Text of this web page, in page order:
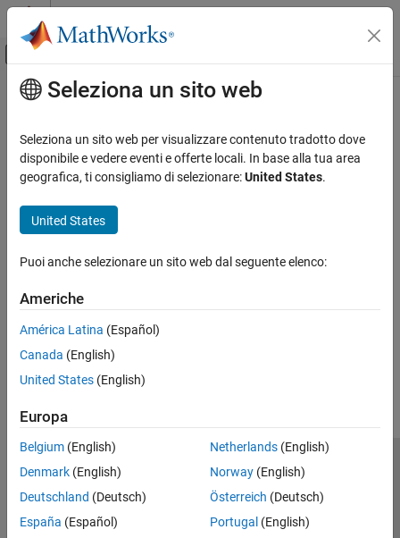
Vai al contenuto
Attiva/disattiva menu di navigazione
Pagina iniziale della documentazione
Contenuto principale
Seleziona un sito web
Seleziona un sito web per visualizzare contenuto tradotto dove
disponibile e vedere eventi e offerte locali. In base alla tua area
geografica, ti consigliamo di selezionare:United States.
United States
Puoi anche selezionare un sito web dal seguente elenco:
Americhe
América Latina (Español)
Canada (English)
United States (English)
Europa
Belgium (English)
Denmark (English)
Deutschland (Deutsch)
España (Español)
Netherlands(English)
Norway(English)
Österreich (Deutsch)
Portugal (English)
Centro di fiducia
Informativa sulla privacy
Antipirateria
Stato dell'applicazione
Contatti
© 1994-2026 The MathWorks, Inc.